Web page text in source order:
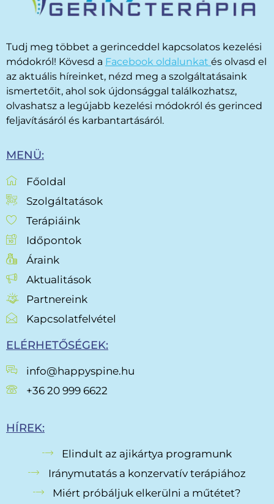
Tudj meg többet a gerinceddel kapcsolatos kezelési
módokról! Kövesd a Facebook oldalunkat és olvasd el
az aktuális híreinket, nézd meg a szolgáltatásaink
ismertetőit, ahol sok újdonsággal találkozhatsz,
olvashatsz a legújabb kezelési módokról és gerinced
feljavításáról és karbantartásáról.
MENÜ:
Főoldal
Szolgáltatások
Terápiáink
Időpontok
Áraink
Aktualitások
Partnereink
Kapcsolatfelvétel
ELÉRHETŐSÉGEK:
info@happyspine.hu
+36 20 999 6622
HÍREK:
Elindult az ajikártya programunk
Iránymutatás a konzervatív terápiához
Miért próbáljuk elkerülni a műtétet?